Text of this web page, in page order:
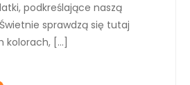
podkreślające naszą
sprawdzą się tutaj
kolorach, […]